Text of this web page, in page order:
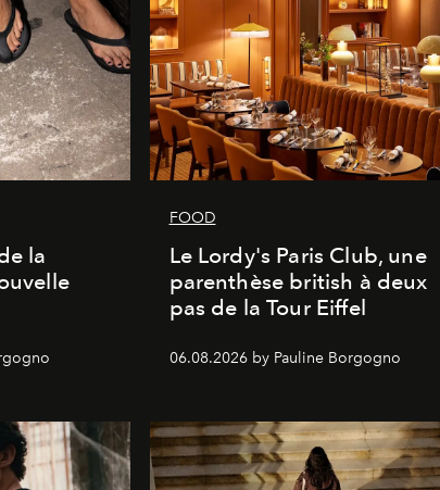
la
FOOD
Le Lordy's Paris Club, une
parenthèse british à deux
pas de la Tour Eiffel
06.08.2026 by Pauline Borgogno